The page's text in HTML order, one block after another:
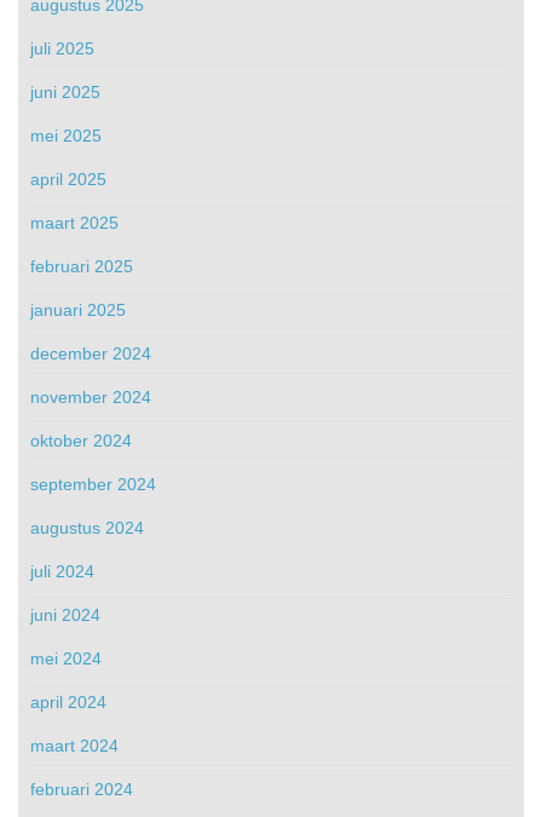
augustus 2025
juli 2025
juni 2025
mei 2025
april 2025
maart 2025
februari 2025
januari 2025
december 2024
november 2024
oktober 2024
september 2024
augustus 2024
juli 2024
juni 2024
mei 2024
april 2024
maart 2024
februari 2024